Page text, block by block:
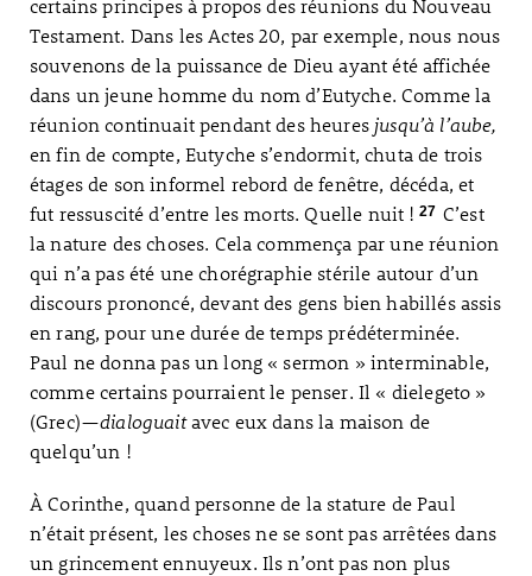
certains principes à propos des réunions du Nouveau
Testament. Dans les Actes 20, par exemple, nous nous
souvenons de la puissance de Dieu ayant été affichée
dans un jeune homme du nom d’Eutyche. Comme la
réunion continuait pendant des heures jusqu’à l’aube,
en fin de compte, Eutyche s’endormit, chuta de trois
étages de son informel rebord de fenêtre, décéda, et
fut ressuscité d’entre les morts. Quelle nuit ! 27 C’est
la nature des choses. Cela commença par une réunion
qui n’a pas été une chorégraphie stérile autour d’un
discours prononcé, devant des gens bien habillés assis
en rang, pour une durée de temps prédéterminée.
Paul ne donna pas un long « sermon » interminable,
comme certains pourraient le penser. Il « dielegeto »
(Grec)—dialoguaitavec eux dans la maison de
quelqu’un !
À Corinthe, quand personne de la stature de Paul
n’était présent, les choses ne se sont pas arrêtées dans
un grincement ennuyeux. Ils n’ont pas non plus